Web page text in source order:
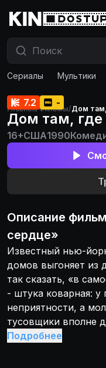
Сериалы Мультики
Главная/Фильмы/Дом
7.2 -
Дом там, где
16+США1990
Описание
сердце»
Известный нью-
домов выгоняет из
так сказать, «в
- штука коварная: у
неприятности, а
тусовщики вполне
Подробнее